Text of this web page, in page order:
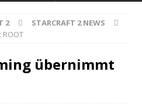
2
STARCRAFT 2 NEWS
übernimmt